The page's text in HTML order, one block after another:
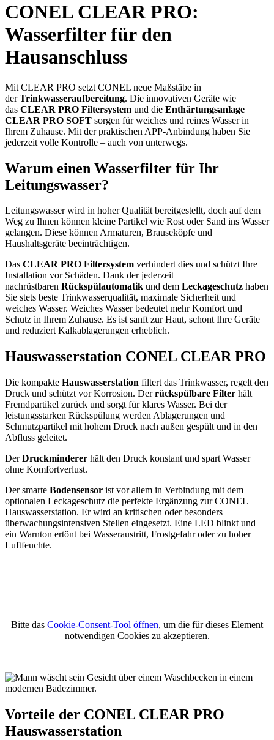
CONEL CLEAR PRO:
Wasserfilter für den
Hausanschluss
Mit CLEAR PRO setzt CONEL neue Maßstäbe in
der Trinkwasseraufbereitung. Die innovativen Geräte wie
das CLEAR PRO Filtersystem und die Enthärtungsanlage
CLEAR PRO SOFT sorgen für weiches und reines Wasser in
Ihrem Zuhause. Mit der praktischen APP-Anbindung haben Sie
jederzeit volle Kontrolle – auch von unterwegs.
Warum einen Wasserfilter für Ihr
Leitungswasser?
Leitungswasser wird in hoher Qualität bereitgestellt, doch auf dem
Weg zu Ihnen können kleine Partikel wie Rost oder Sand ins Wasser
gelangen. Diese können Armaturen, Brauseköpfe und
Haushaltsgeräte beeinträchtigen.
Das CLEAR PRO Filtersystem verhindert dies und schützt Ihre
Installation vor Schäden. Dank der jederzeit
nachrüstbaren Rückspülautomatik und dem Leckageschutz haben
Sie stets beste Trinkwasserqualität, maximale Sicherheit und
weiches Wasser. Weiches Wasser bedeutet mehr Komfort und
Schutz in Ihrem Zuhause. Es ist sanft zur Haut, schont Ihre Geräte
und reduziert Kalkablagerungen erheblich.
Hauswasserstation CONEL CLEAR PRO
Die kompakte Hauswasserstation filtert das Trinkwasser, regelt den
Druck und schützt vor Korrosion. Der rückspülbare Filter hält
Fremdpartikel zurück und sorgt für klares Wasser. Bei der
leistungsstarken Rückspülung werden Ablagerungen und
Schmutzpartikel mit hohem Druck nach außen gespült und in den
Abfluss geleitet.
Der Druckminderer hält den Druck konstant und spart Wasser
ohne Komfortverlust.
Der smarte Bodensensor ist vor allem in Verbindung mit dem
optionalen Leckageschutz die perfekte Ergänzung zur CONEL
Hauswasserstation. Er wird an kritischen oder besonders
überwachungsintensiven Stellen eingesetzt. Eine LED blinkt und
ein Warnton ertönt bei Wasseraustritt, Frostgefahr oder zu hoher
Luftfeuchte.
Bitte das Cookie-Consent-Tool öffnen, um die für dieses Element
notwendigen Cookies zu akzeptieren.
Vorteile der CONEL CLEAR PRO
Hauswasserstation